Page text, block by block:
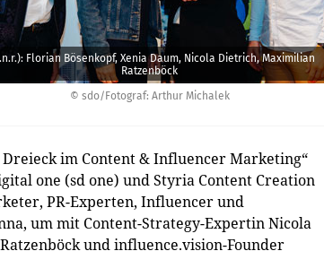
© sdo/Fotograf: Arthur Michalek
Florian Bösenkopf, Xenia Daum, Nicola Dietrich, Maximilian
Ratzenböck
Dreieck im Content & Influencer Marketing“
one (sd one) und Styria Content Creation
PR-Experten, Influencer und
um mit Content-Strategy-Expertin Nicola
und influence.vision-Founder